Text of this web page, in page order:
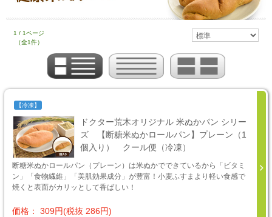
1 / 1ページ
（全1件）
【冷凍】
ドクター荒木オリジナル 米ぬかパン シリー
ズ 【断糖米ぬかロールパン】プレーン（1
個入り） クール便（冷凍）
断糖米ぬかロールパン（プレーン）は米ぬかでできているから「ビタミ
ン」「食物繊維」「美肌効果成分」が豊富！小麦ふすまより軽い食感で
焼くと表面がカリッとして香ばしい！
価格： 309円(税抜 286円)